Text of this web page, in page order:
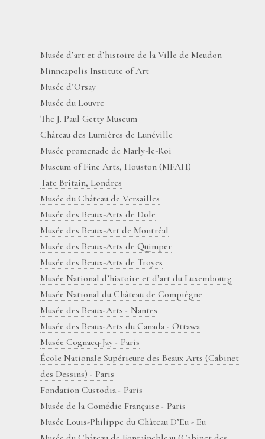
Musée d’art et d’histoire de la Ville de Meudon
Minneapolis Institute of Art
Musée d’Orsay
Musée du Louvre
The J. Paul Getty Museum
Château des Lumières de Lunéville
Musée promenade de Marly-le-Roi
Museum of Fine Arts, Houston (MFAH)
Tate Britain, Londres
Musée du Château de Versailles
Musée des Beaux-Arts de Dole
Musée des Beaux-Art de Montréal
Musée des Beaux-Arts de Quimper
Musée des Beaux-Arts de Troyes
Musée National d’histoire et d’art du Luxembourg
Musée National du Château de Compiègne
Musée des Beaux-Arts - Nantes
Musée des Beaux-Arts du Canada - Ottawa
Musée Cognacq-Jay - Paris
École Nationale Supérieure des Beaux Arts (Cabinet
des Dessins) - Paris
Fondation Custodia - Paris
Musée de la Comédie Française - Paris
Musée Louis-Philippe du Château D’Eu - Eu